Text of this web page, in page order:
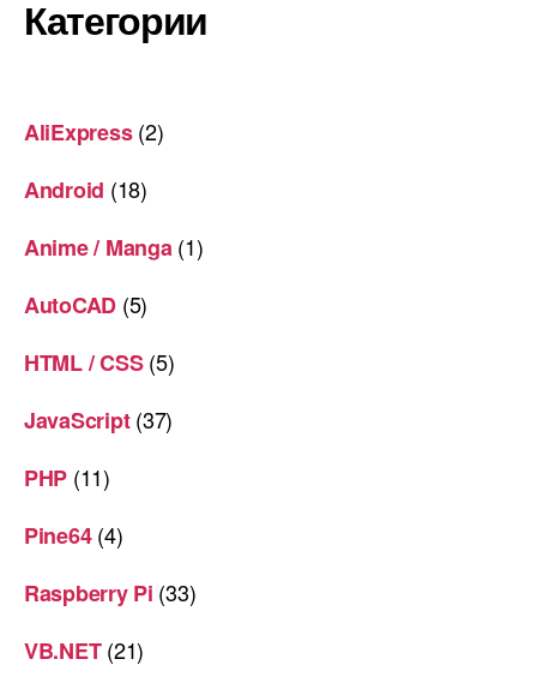
Категории
AliExpress(2)
Android (18)
Anime / Manga (1)
AutoCAD (5)
HTML / CSS(5)
JavaScript(37)
PHP (11)
Pine64(4)
Raspberry Pi (33)
VB.NET(21)